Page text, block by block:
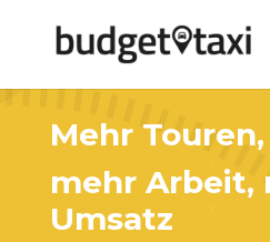
Mehr Touren,
mehr Arbeit,
Umsatz